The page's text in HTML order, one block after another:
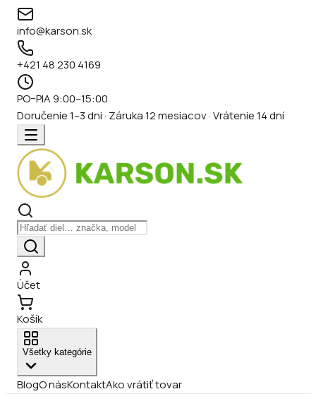
info@karson.sk
+421 48 230 4169
PO–PIA 9:00–15:00
Doručenie 1–3 dni · Záruka 12 mesiacov · Vrátenie 14 dní
Účet
Košík
Všetky kategórie
BlogO násKontaktAko vrátiť tovar